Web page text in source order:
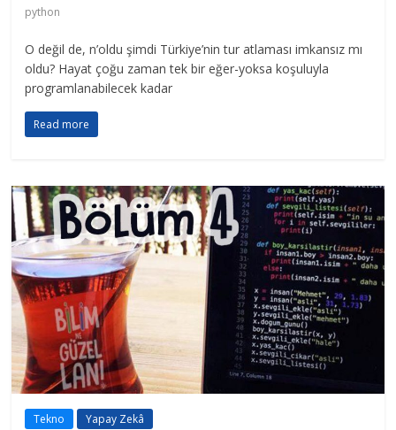
python
O değil de, n’oldu şimdi Türkiye’nin tur atlaması imkansız mı
oldu? Hayat çoğu zaman tek bir eğer-yoksa koşuluyla
programlanabilecek kadar
Read more
Tekno Yapay Zekâ